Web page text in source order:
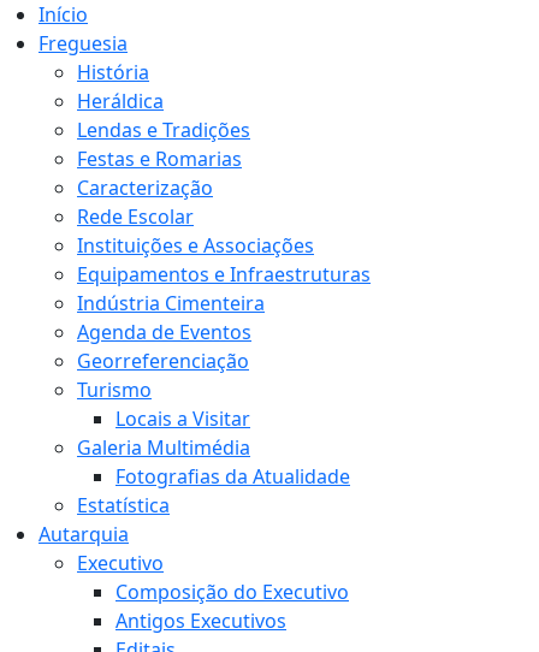
Início
Freguesia
História
Heráldica
Lendas e Tradições
Festas e Romarias
Caracterização
Rede Escolar
Instituições e Associações
Equipamentos e Infraestruturas
Indústria Cimenteira
Agenda de Eventos
Georreferenciação
Turismo
Locais a Visitar
Galeria Multimédia
Fotografias da Atualidade
Estatística
Autarquia
Executivo
Composição do Executivo
Antigos Executivos